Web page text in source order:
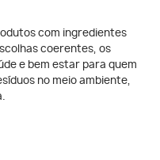
com ingredientes
coerentes, os
e bem estar para quem
no meio ambiente,